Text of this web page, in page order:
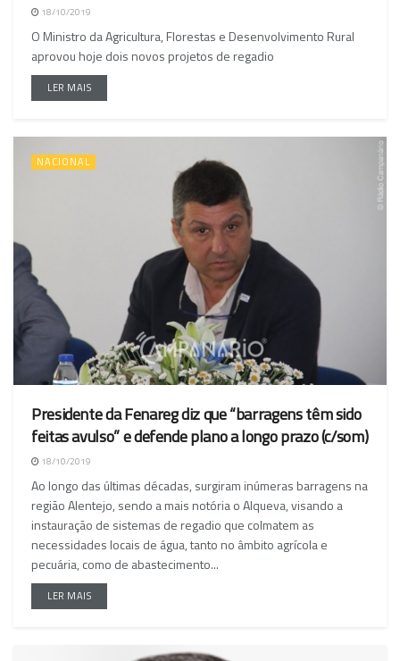
18/10/2019
O Ministro da Agricultura, Florestas e Desenvolvimento Rural
aprovou hoje dois novos projetos de regadio
LER MAIS
NACIONAL
Presidente da Fenareg diz que “barragens têm sido
feitas avulso” e defende plano a longo prazo (c/som)
18/10/2019
Ao longo das últimas décadas, surgiram inúmeras barragens na
região Alentejo, sendo a mais notória o Alqueva, visando a
instauração de sistemas de regadio que colmatem as
necessidades locais de água, tanto no âmbito agrícola e
pecuária, como de abastecimento...
LER MAIS